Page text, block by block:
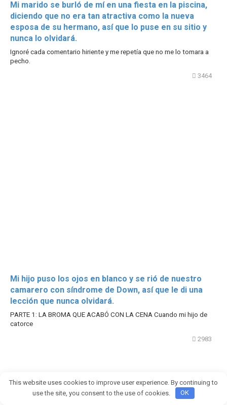
Mi marido se burló de mí en una fiesta en la piscina,
diciendo que no era tan atractiva como la nueva
esposa de su hermano, así que lo puse en su sitio y
nunca lo olvidará.
Ignoré cada comentario hiriente y me repetía que no me lo tomara a
pecho.
3464
Mi hijo puso los ojos en blanco y se rió de nuestro
camarero con síndrome de Down, así que le di una
lección que nunca olvidará.
PARTE 1: LA BROMA QUE ACABÓ CON LA CENA Cuando mi hijo de
catorce
2983
This website uses cookies to improve user experience. By continuing to
use the site, you consent to the use of cookies.
OK